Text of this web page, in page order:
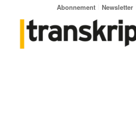
Abonnement Newsletter